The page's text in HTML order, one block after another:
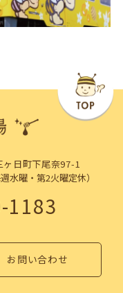
ヶ日町下尾奈97-1
水曜・第2火曜定休）
1183
お問い合わせ